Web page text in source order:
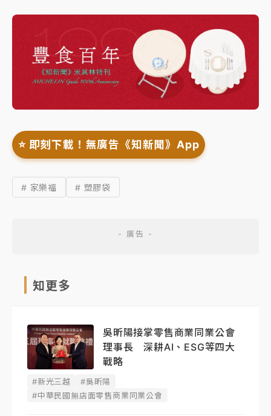
⭐️ 即刻下載！無廣告《知新聞》App
# 家樂福 # 塑膠袋
知更多
吳昕陽接掌零售商業同業公會
理事長 深耕AI、ESG等四大
戰略
#新光三越
#吳昕陽
#中華民國無店面零售商業同業公會